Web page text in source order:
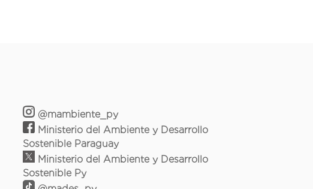
@mambiente_py
Ministerio del Ambiente y Desarrollo
Sostenible Paraguay
Ministerio del Ambiente y Desarrollo
Sostenible Py